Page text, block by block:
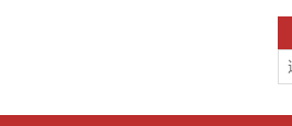
文
章
类